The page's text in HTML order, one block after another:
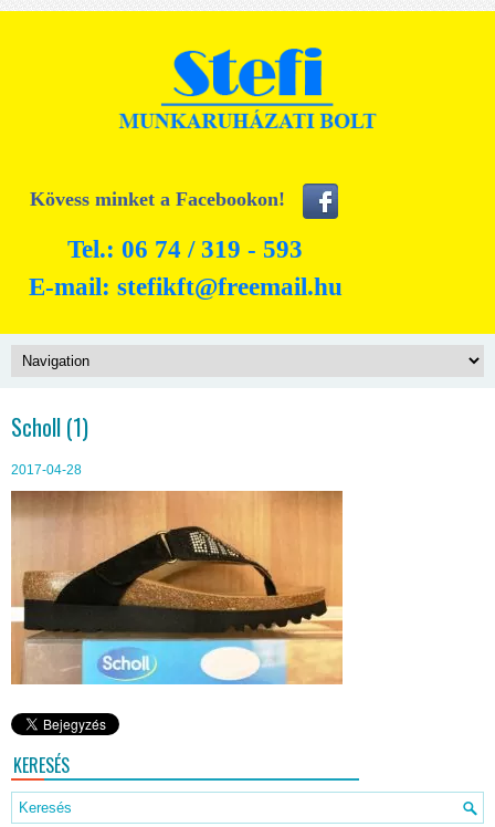
Kövess minket a Facebookon!
Tel.: 06 74 / 319 - 593
E-mail: stefikft@freemail.hu
Scholl (1)
2017-04-28
KERESÉS